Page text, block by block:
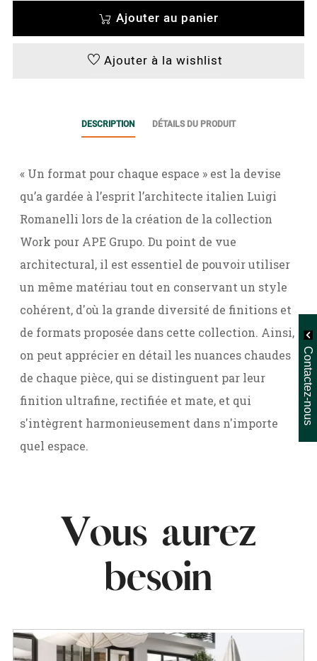
Ajouter au panier
Ajouter à la wishlist
DESCRIPTION DÉTAILS DU PRODUIT
« Un format pour chaque espace » est la devise
qu’a gardée à l’esprit l’architecte italien Luigi
Romanelli lors de la création de la collection
Work pour APE Grupo. Du point de vue
architectural, il est essentiel de pouvoir utiliser
un même matériau tout en conservant un style
cohérent, d'où la grande diversité de finitions et
de formats proposée dans cette collection. Ainsi,
on peut apprécier en détail les nuances chaudes
de chaque pièce, qui se distinguent par leur
finition ultrafine, rectifiée et mate, et qui
s'intègrent harmonieusement dans n'importe
quel espace.
Vous aurez
besoin
Contactez-nous